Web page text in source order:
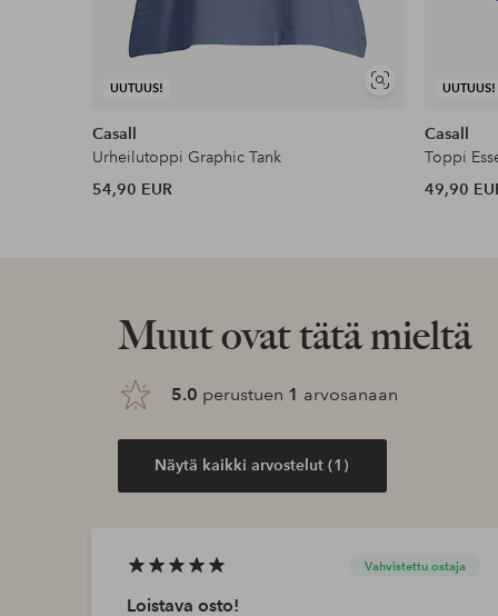
UUTUUS!
Näytä
Casall
Urheilutoppi Graphic Tank
54,90 EUR
UUTUUS!
Casall
Toppi
49,90
Muut ovat tätä mieltä
5.0 perustuen 1 arvosanaan
Näytä kaikki arvostelut (1)
Vahvistettu ostaja
Loistava osto!